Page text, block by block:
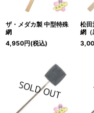
ザ・メダカ製 中型特殊
網
4,950円(税込)
松田
網（